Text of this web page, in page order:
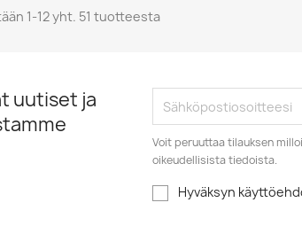
1-12 yht. 51 tuotteesta
uutiset ja
Voit peruuttaa tilauksen
oikeudellisista tiedoista.
Hyväksyn